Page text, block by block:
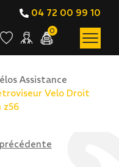
04 72 00 99 10
0
Assistance
Velo Droit
z56